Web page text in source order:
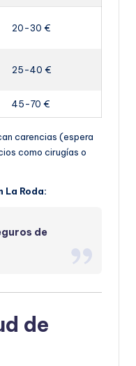
20-30 €
25-40 €
45-70 €
carencias (espera
como cirugías o
La Roda:
de
de